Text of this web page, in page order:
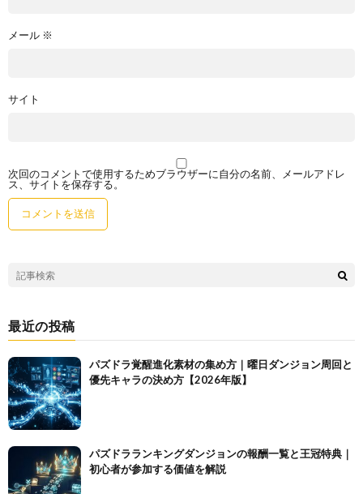
メール ※
サイト
次回のコメントで使用するためブラウザーに自分の名前、メールアドレ
ス、サイトを保存する。
最近の投稿
パズドラ覚醒進化素材の集め方｜曜日ダンジョン周回と
優先キャラの決め方【2026年版】
パズドラランキングダンジョンの報酬一覧と王冠特典｜
初心者が参加する価値を解説